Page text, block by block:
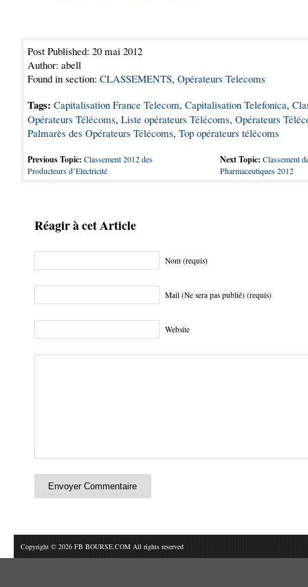
Post Published: 20 mai 2012
Author: abell
Found in section: CLASSEMENTS, Opérateurs Telecoms
Tags: Capitalisation France Telecom, Capitalisation Telefonica,
Opérateurs Télécoms, Liste opérateurs Télécoms, Opérateurs
Palmarès des Opérateurs Télécoms, Top opérateurs télécoms
Previous Topic: Classement 2012 des
Producteurs d’Electricité
Next Topic: Classement
Pharmaceutiques 2012
Réagir à cet Article
Nom (requis)
Mail (Ne sera pas publié) (requis)
Website
Copyright © 2026 FB BOURSE.COM All rights reserved